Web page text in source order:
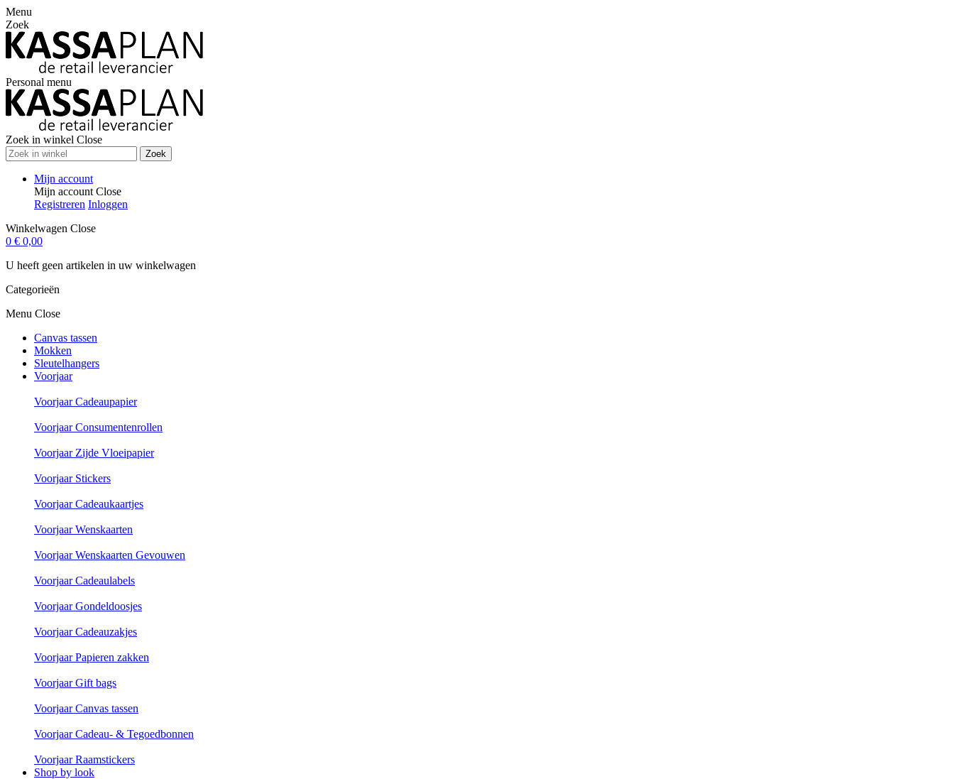
Menu
Zoek
Personal menu
Zoek in winkel Close
Zoek
Mijn account
Mijn account Close
Registreren Inloggen
Winkelwagen Close
0 € 0,00
U heeft geen artikelen in uw winkelwagen
Categorieën
Menu Close
Canvas tassen
Mokken
Sleutelhangers
Voorjaar
Voorjaar Cadeaupapier
Voorjaar Consumentenrollen
Voorjaar Zijde Vloeipapier
Voorjaar Stickers
Voorjaar Cadeaukaartjes
Voorjaar Wenskaarten
Voorjaar Wenskaarten Gevouwen
Voorjaar Cadeaulabels
Voorjaar Gondeldoosjes
Voorjaar Cadeauzakjes
Voorjaar Papieren zakken
Voorjaar Gift bags
Voorjaar Canvas tassen
Voorjaar Cadeau- & Tegoedbonnen
Voorjaar Raamstickers
Shop by look